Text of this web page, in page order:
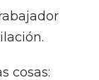
cosas: